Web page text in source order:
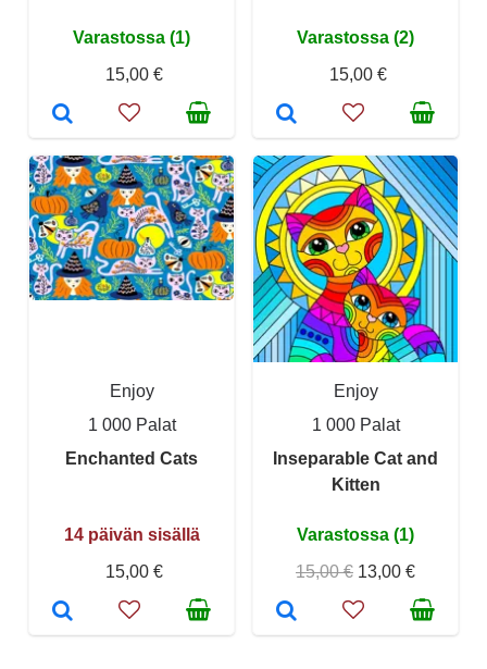
Varastossa (1)
15,00 €
Varastossa (2)
15,00 €
Enjoy
1 000 Palat
Enchanted Cats
14 päivän sisällä
15,00 €
Enjoy
1 000 Palat
Inseparable Cat and
Kitten
Varastossa (1)
15,00 € 13,00 €